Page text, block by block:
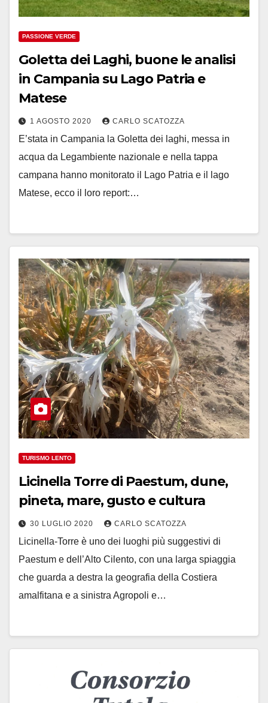
PASSIONE VERDE
Goletta dei Laghi, buone le analisi
in Campania su Lago Patria e
Matese
1 AGOSTO 2020 CARLO SCATOZZA
E’stata in Campania la Goletta dei laghi, messa in
acqua da Legambiente nazionale e nella tappa
campana hanno monitorato il Lago Patria e il lago
Matese, ecco il loro report:…
TURISMO LENTO
Licinella Torre di Paestum, dune,
pineta, mare, gusto e cultura
30 LUGLIO 2020 CARLO SCATOZZA
Licinella-Torre è uno dei luoghi più suggestivi di
Paestum e dell’Alto Cilento, con una larga spiaggia
che guarda a destra la geografia della Costiera
amalfitana e a sinistra Agropoli e…